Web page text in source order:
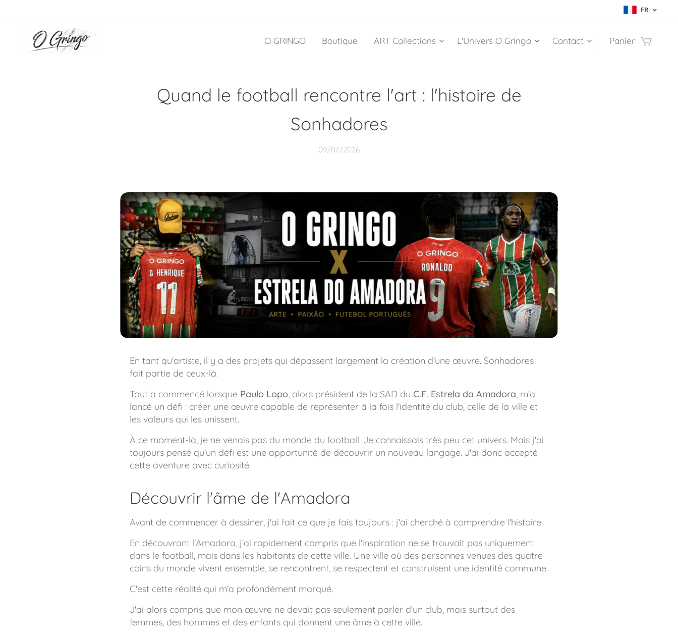
FR
O GRINGO Boutique ART Collections L'Univers O Gringo Contact Panier
Quand le football rencontre l'art : l'histoire de
Sonhadores
09/07/2026
En tant qu'artiste, il y a des projets qui dépassent largement la création d'une œuvre. Sonhadores
fait partie de ceux-là.
Tout a commencé lorsque Paulo Lopo, alors président de la SAD du C.F. Estrela da Amadora, m'a
lancé un défi : créer une œuvre capable de représenter à la fois l'identité du club, celle de la ville et
les valeurs qui les unissent.
À ce moment-là, je ne venais pas du monde du football. Je connaissais très peu cet univers. Mais j'ai
toujours pensé qu'un défi est une opportunité de découvrir un nouveau langage. J'ai donc accepté
cette aventure avec curiosité.
Découvrir l'âme de l'Amadora
Avant de commencer à dessiner, j'ai fait ce que je fais toujours : j'ai cherché à comprendre l'histoire.
En découvrant l'Amadora, j'ai rapidement compris que l'inspiration ne se trouvait pas uniquement
dans le football, mais dans les habitants de cette ville. Une ville où des personnes venues des quatre
coins du monde vivent ensemble, se rencontrent, se respectent et construisent une identité commune.
C'est cette réalité qui m'a profondément marqué.
J'ai alors compris que mon œuvre ne devait pas seulement parler d'un club, mais surtout des
femmes, des hommes et des enfants qui donnent une âme à cette ville.